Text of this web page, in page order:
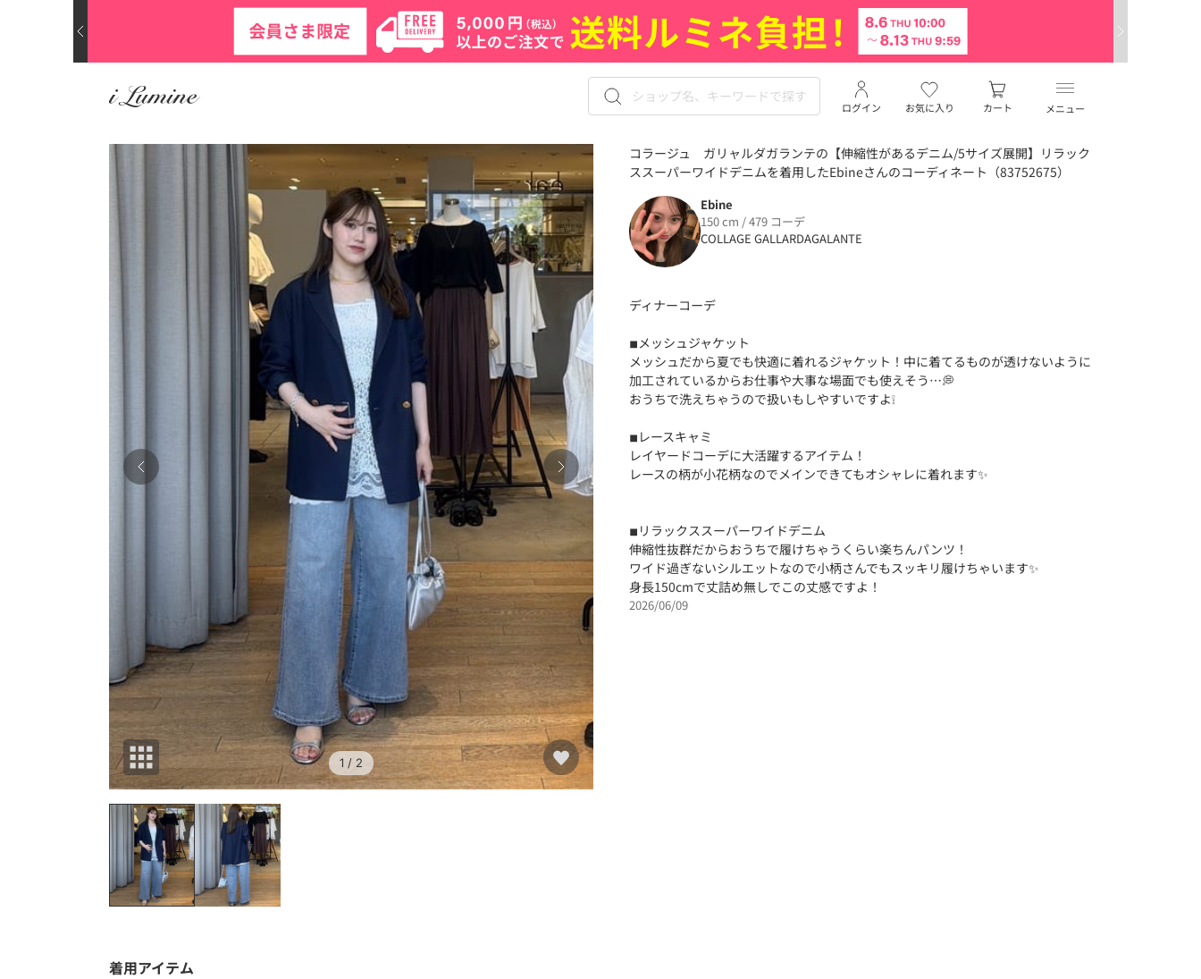
メニュー
お気に入り
ログイン カート
1 / 2
コラージュ ガリャルダガランテの【伸縮性があるデニム/5サイズ展開】リラック
ススーパーワイドデニムを着用したEbineさんのコーディネート（83752675）
Ebine
150 cm / 479 コーデ
COLLAGE GALLARDAGALANTE
ディナーコーデ
◾︎メッシュジャケット
メッシュだから夏でも快適に着れるジャケット！中に着てるものが透けないように
加工されているからお仕事や大事な場面でも使えそう…💭
おうちで洗えちゃうので扱いもしやすいですよ❕
◾︎レースキャミ
レイヤードコーデに大活躍するアイテム！
レースの柄が小花柄なのでメインできてもオシャレに着れます✨️
◾︎リラックススーパーワイドデニム
伸縮性抜群だからおうちで履けちゃうくらい楽ちんパンツ！
ワイド過ぎないシルエットなので小柄さんでもスッキリ履けちゃいます✨️
身長150cmで丈詰め無しでこの丈感ですよ！
2026/06/09
着用アイテム